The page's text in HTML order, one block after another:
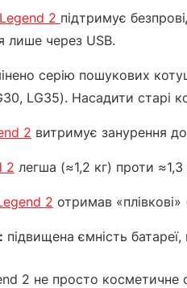
Legend 2 підтримує
лише через USB.
серію пошукових
LG35). Насадити старі
2 витримує занурення
2 легша (≈1,2 кг) проти ≈1,3
2 отримав
підвищена ємність
2 не просто косметичне